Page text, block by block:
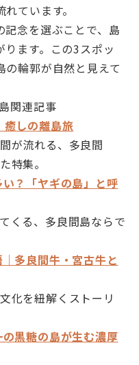
ています。
記念を選ぶことで、島
ます。この3スポッ
の輪郭が自然と見えて
関連記事
癒しの離島旅
が流れる、多良間
特集。
？「ヤギの島」と呼
くる、多良間島ならで
多良間牛・宮古牛と
化を紐解くストーリ
黒糖の島が生む濃厚